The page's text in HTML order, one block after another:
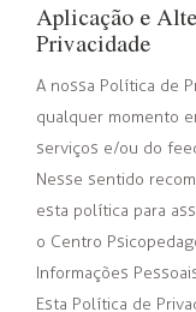
Aplicação e
Privacidade
A nossa Política de
qualquer momento
serviços e/ou do
Nesse sentido
esta política para
o Centro
Informações
Esta Política de